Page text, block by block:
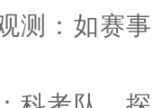
：如赛事